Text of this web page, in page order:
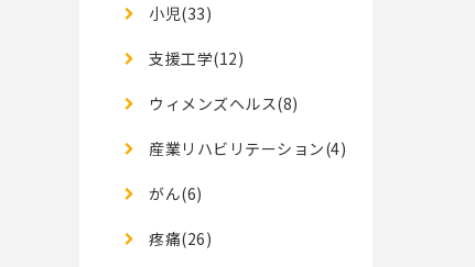
小児(33)
支援工学(12)
ウィメンズヘルス(8)
産業リハビリテーション(4)
がん(6)
疼痛(26)